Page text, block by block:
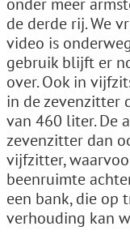
de derde rij. We
video is
gebruik blijft er
over. Ook in
in de zevenzitter
van 460 liter. De
zevenzitter dan
vijfzitter,
beenruimte
een bank, die op
verhouding kan